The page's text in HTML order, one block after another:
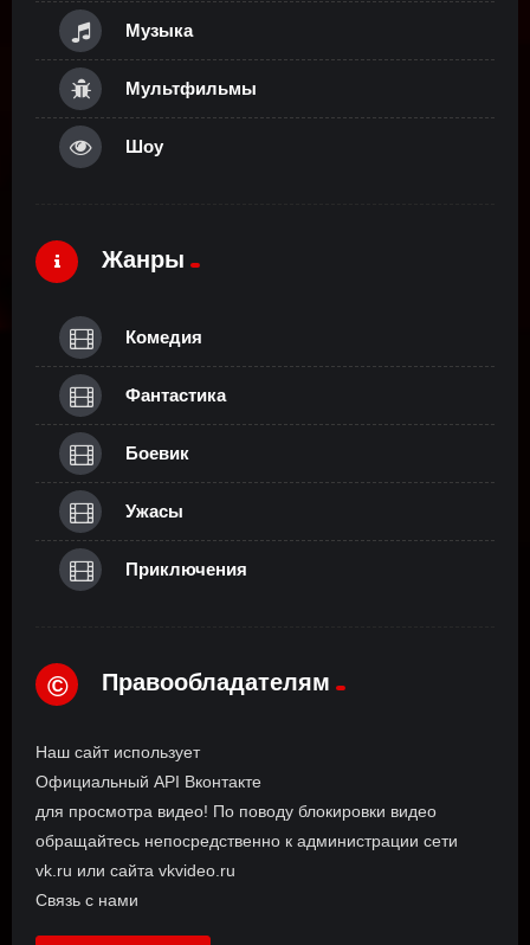
Музыка
Мультфильмы
Шоу
Жанры
Комедия
Фантастика
Боевик
Ужасы
Приключения
© Правообладателям
Наш сайт использует
Официальный API Вконтакте
для просмотра видео! По поводу блокировки видео
обращайтесь непосредственно к администрации сети
vk.ru или сайта vkvideo.ru
Связь с нами